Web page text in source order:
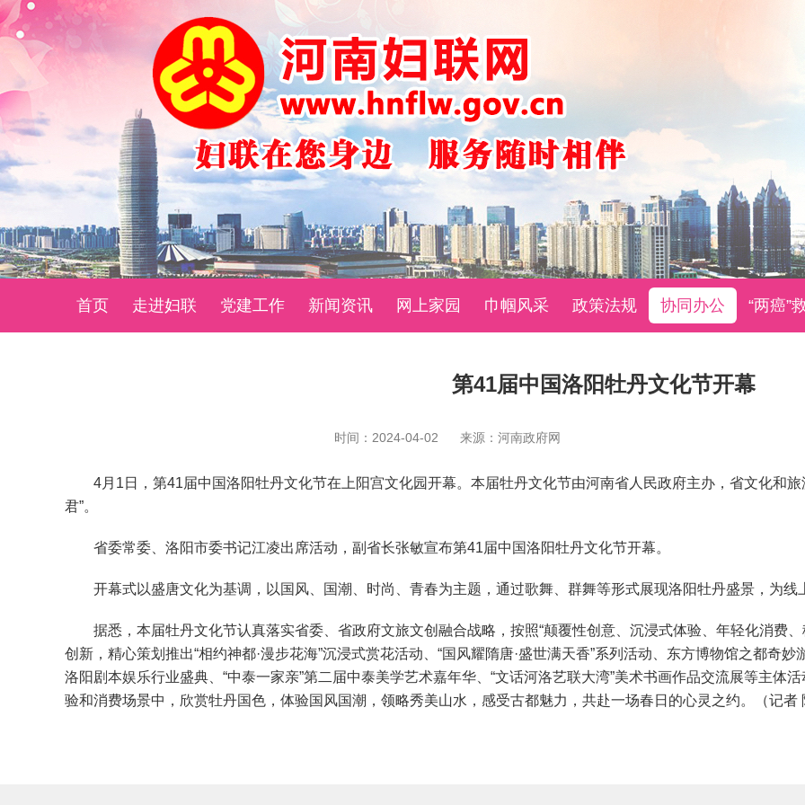
首页 走进妇联 党建工作 新闻资讯 网上家园 巾帼风采 政策法规 协同办公 “两癌”
第41届中国洛阳牡丹文化节开幕
时间：2024-04-02 来源：河南政府网
4月1日，第41届中国洛阳牡丹文化节在上阳宫文化园开幕。本届牡丹文化节由河南省人民政府主办，省文化和旅
君”。
省委常委、洛阳市委书记江凌出席活动，副省长张敏宣布第41届中国洛阳牡丹文化节开幕。
开幕式以盛唐文化为基调，以国风、国潮、时尚、青春为主题，通过歌舞、群舞等形式展现洛阳牡丹盛景，为线
据悉，本届牡丹文化节认真落实省委、省政府文旅文创融合战略，按照“颠覆性创意、沉浸式体验、年轻化消费、
创新，精心策划推出“相约神都·漫步花海”沉浸式赏花活动、“国风耀隋唐·盛世满天香”系列活动、东方博物馆之都奇
洛阳剧本娱乐行业盛典、“中泰一家亲”第二届中泰美学艺术嘉年华、“文话河洛艺联大湾”美术书画作品交流展等主体
验和消费场景中，欣赏牡丹国色，体验国风国潮，领略秀美山水，感受古都魅力，共赴一场春日的心灵之约。（记者